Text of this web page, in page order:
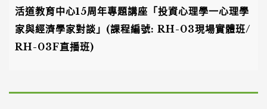
活道教育中心15周年專題講座 「投資心理學一心理學
家與經濟學家對談」(課程編號: RH-03現場實體班/
RH-03F直播班)